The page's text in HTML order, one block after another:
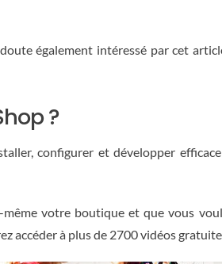
également intéressé par cet
?
configurer et développer
votre boutique et que vous
accéder à plus de 2700 vidéos